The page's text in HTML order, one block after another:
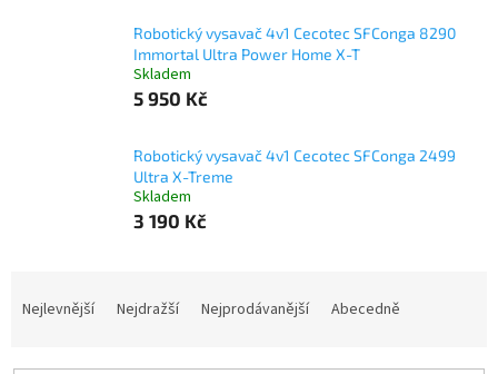
Robotický vysavač 4v1 Cecotec SFConga 8290
Immortal Ultra Power Home X-T
Skladem
5 950 Kč
Robotický vysavač 4v1 Cecotec SFConga 2499
Ultra X-Treme
Skladem
3 190 Kč
Nejlevnější Nejdražší Nejprodávanější Abecedně